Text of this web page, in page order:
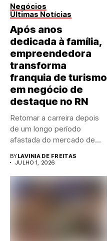
Negócios
Últimas Notícias
Após anos
dedicada à família,
empreendedora
transforma
franquia de turismo
em negócio de
destaque no RN
Retomar a carreira depois
de um longo período
afastada do mercado de...
BYLAVINIA DE FREITAS
JULHO 1, 2026